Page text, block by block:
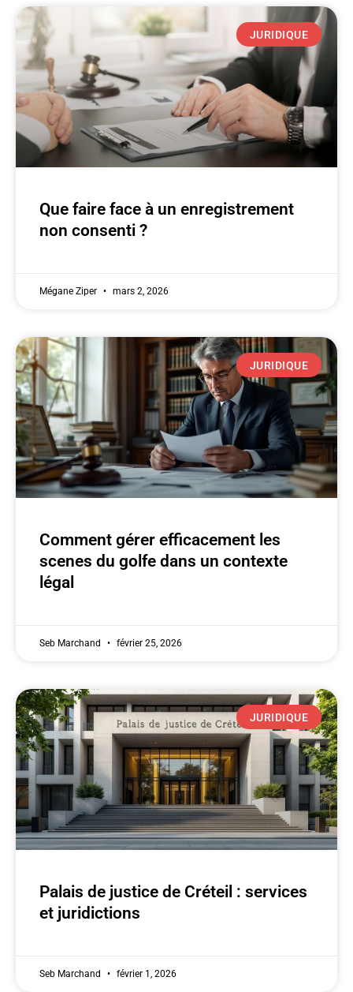
JURIDIQUE
Que faire face à un enregistrement
non consenti ?
Mégane Ziper mars 2, 2026
JURIDIQUE
Comment gérer efficacement les
scenes du golfe dans un contexte
légal
Seb Marchand février 25, 2026
JURIDIQUE
Palais de justice de Créteil : services
et juridictions
Seb Marchand février 1, 2026